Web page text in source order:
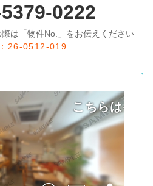
0222
は「物件No.」をお伝えください
26-0512-019